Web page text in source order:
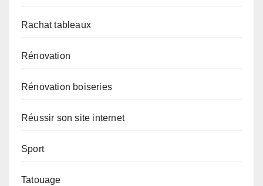
Rachat tableaux
Rénovation
Rénovation boiseries
Réussir son site internet
Sport
Tatouage